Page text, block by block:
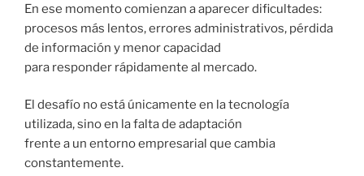
En ese momento comienzan a aparecer dificultades:
procesos más lentos, errores administrativos, pérdida
de información y menor capacidad
para responder rápidamente al mercado.
El desafío no está únicamente en la tecnología
utilizada, sino en la falta de adaptación
frente a un entorno empresarial que cambia
constantemente.